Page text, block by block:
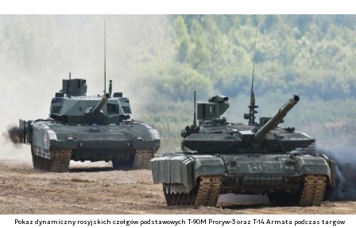
Pokaz dynamiczny rosyjskich czołgów podstawowych T-90M Proryw-3 oraz T-14 Armata podczas targów